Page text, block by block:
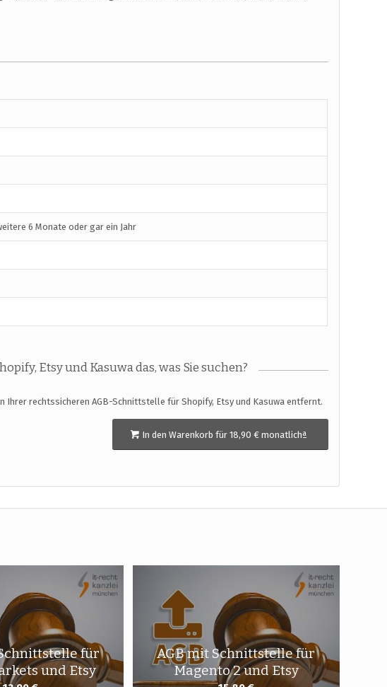
6 Monate oder gar ein Jahr
Etsy und Kasuwa das, was Sie suchen?
Ihrer rechtssicheren AGB-Schnittstelle für Shopify, Etsy und Kasuwa entfernt.
In den Warenkorb für 18,90 € monatlichª
für
und Etsy
AGB mit Schnittstelle für
Magento 2 und Etsy